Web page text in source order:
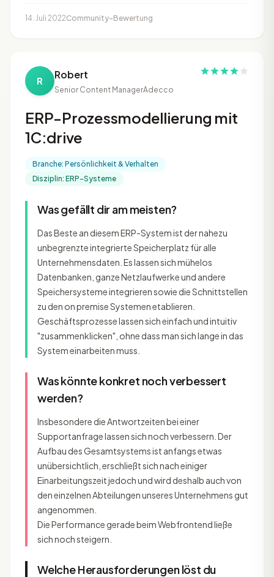
14. Juli 2022Community-Bewertung
R Robert
Senior Content ManagerAdecco
ERP-Prozessmodellierung mit
1C:drive
Branche: Persönlichkeit & Verhalten
Disziplin: ERP-Systeme
Was gefällt dir am meisten?
Das Beste an diesem ERP-System ist der nahezu
unbegrenzte integrierte Speicherplatz für alle
Unternehmensdaten. Es lassen sich mühelos
Datenbanken, ganze Netzlaufwerke und andere
Speichersysteme integrieren sowie die Schnittstellen
zu den on premise Systemen etablieren.
Geschäftsprozesse lassen sich einfach und intuitiv
"zusammenklicken", ohne dass man sich lange in das
System einarbeiten muss.
Was könnte konkret noch verbessert
werden?
Insbesondere die Antwortzeiten bei einer
Supportanfrage lassen sich noch verbessern. Der
Aufbau des Gesamtsystems ist anfangs etwas
unübersichtlich, erschließt sich nach einiger
Einarbeitungszeit jedoch und wird deshalb auch von
den einzelnen Abteilungen unseres Unternehmens gut
angenommen.
Die Performance gerade beim Webfrontend ließe
sich noch steigern.
Welche Herausforderungen löst du